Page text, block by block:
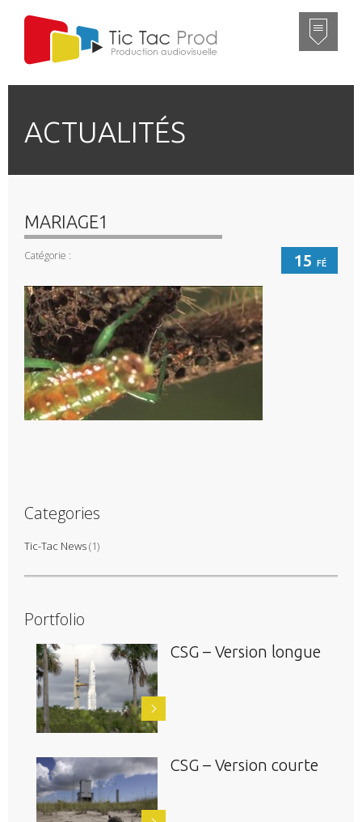
ACTUALITÉS
MARIAGE1
Catégorie : 15 FÉ
Categories
Tic-Tac News(1)
Portfolio
CSG – Version longue
CSG – Version courte